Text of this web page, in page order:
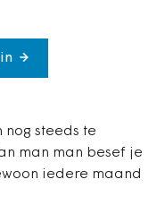
nog steeds te
man man besef je
iedere maand